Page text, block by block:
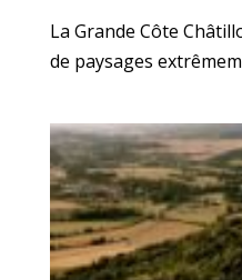
La Grande Côte
de paysages